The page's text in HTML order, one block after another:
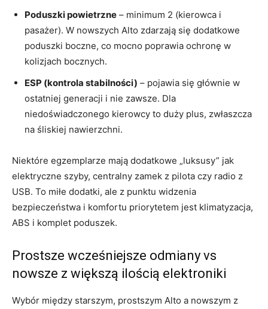
Poduszki powietrzne – minimum 2 (kierowca i
pasażer). W nowszych Alto zdarzają się dodatkowe
poduszki boczne, co mocno poprawia ochronę w
kolizjach bocznych.
ESP (kontrola stabilności) – pojawia się głównie w
ostatniej generacji i nie zawsze. Dla
niedoświadczonego kierowcy to duży plus, zwłaszcza
na śliskiej nawierzchni.
Niektóre egzemplarze mają dodatkowe „luksusy” jak
elektryczne szyby, centralny zamek z pilota czy radio z
USB. To miłe dodatki, ale z punktu widzenia
bezpieczeństwa i komfortu priorytetem jest klimatyzacja,
ABS i komplet poduszek.
Prostsze wcześniejsze odmiany vs
nowsze z większą ilością elektroniki
Wybór między starszym, prostszym Alto a nowszym z